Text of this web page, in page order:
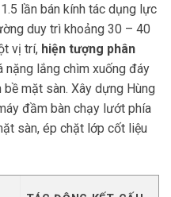
lần bán kính tác dụng lực
duy trì khoảng 30 – 40
vị trí, hiện tượng phân
nặng lắng chìm xuống đáy
mặt sàn. Xây dựng Hùng
đầm bàn chạy lướt phía
sàn, ép chặt lớp cốt liệu